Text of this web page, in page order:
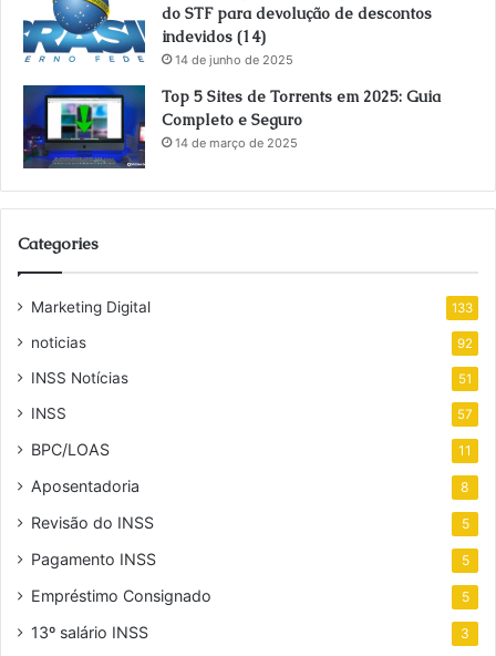
do STF para devolução de descontos
indevidos (14)
14 de junho de 2025
Top 5 Sites de Torrents em 2025: Guia
Completo e Seguro
14 de março de 2025
Categories
Marketing Digital 133
noticias 92
INSS Notícias 51
INSS 57
BPC/LOAS 11
Aposentadoria 8
Revisão do INSS 5
Pagamento INSS 5
Empréstimo Consignado 5
13º salário INSS 3